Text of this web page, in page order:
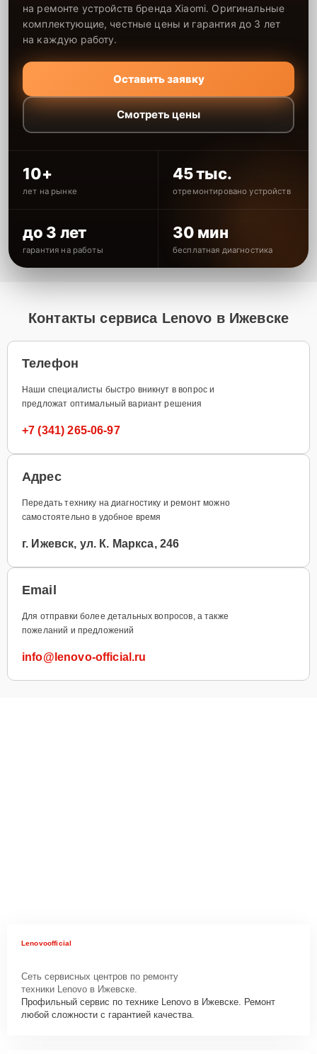
на ремонте устройств бренда Xiaomi. Оригинальные
комплектующие, честные цены и гарантия до 3 лет
на каждую работу.
Оставить заявку
Смотреть цены
10+
лет на рынке
45 тыс.
отремонтировано устройств
до 3 лет
гарантия на работы
30 мин
бесплатная диагностика
Контакты сервиса Lenovo в Ижевске
Телефон
Наши специалисты быстро вникнут в вопрос и
предложат оптимальный вариант решения
+7 (341) 265-06-97
Адрес
Передать технику на диагностику и ремонт можно
самостоятельно в удобное время
г. Ижевск, ул. К. Маркса, 246
Email
Для отправки более детальных вопросов, а также
пожеланий и предложений
info@lenovo-official.ru
Lenovoofficial
Сеть сервисных центров по ремонту
техники Lenovo в Ижевске.
Профильный сервис по технике Lenovo в Ижевске. Ремонт
любой сложности с гарантией качества.